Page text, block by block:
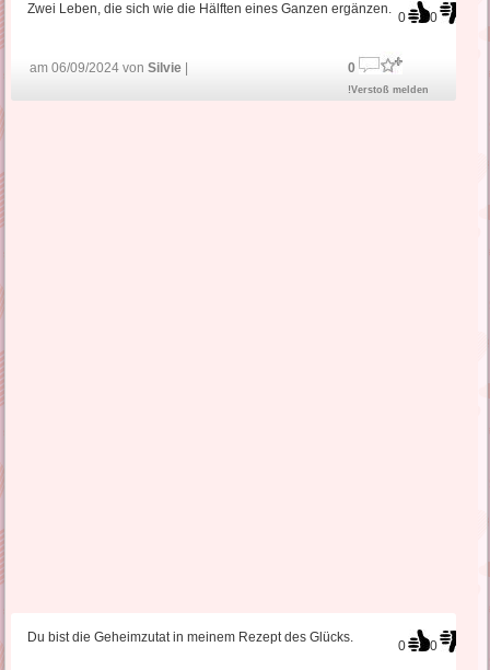
0 0
Zwei Leben, die sich wie die Hälften eines Ganzen ergänzen.
am 06/09/2024 vonSilvie 0
!Verstoß melden
0 0
Du bist die Geheimzutat in meinem Rezept des Glücks.